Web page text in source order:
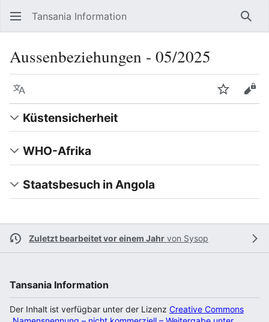
Tansania Information
Aussenbeziehungen ‐ 05/2025
Sprache
Küstensicherheit
WHO-Afrika
Staatsbesuch in Angola
Zuletzt bearbeitet vor einem Jahr von Sysop
Tansania Information
Der Inhalt ist verfügbar unter der Lizenz Creative Commons